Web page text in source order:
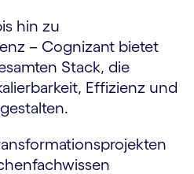
hin zu
– Cognizant bietet
Stack, die
Effizienz und